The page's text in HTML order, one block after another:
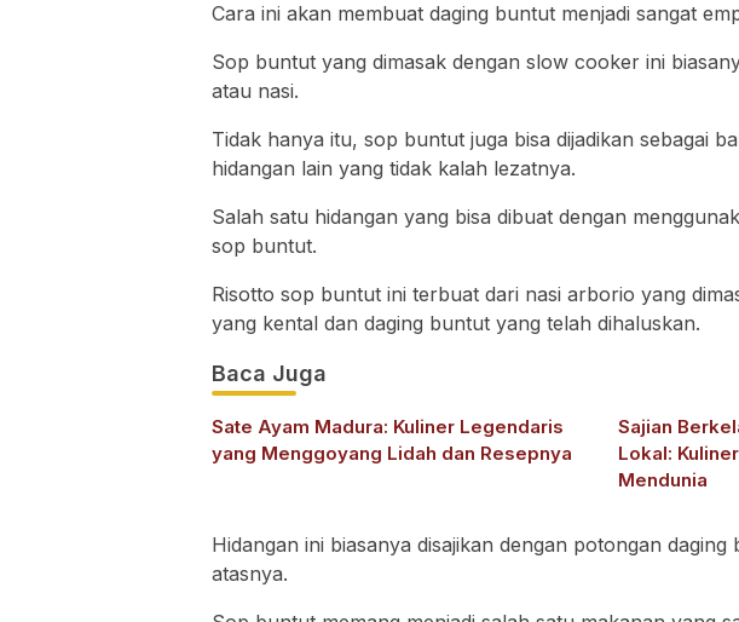
Cara ini akan membuat daging buntut menjadi sangat
Sop buntut yang dimasak dengan slow cooker ini
atau nasi.
Tidak hanya itu, sop buntut juga bisa dijadikan sebagai
hidangan lain yang tidak kalah lezatnya.
Salah satu hidangan yang bisa dibuat dengan
sop buntut.
Risotto sop buntut ini terbuat dari nasi arborio yang
yang kental dan daging buntut yang telah dihaluskan.
Baca Juga
Sate Ayam Madura: Kuliner Legendaris
yang Menggoyang Lidah dan Resepnya
Sajian
Lokal:
Mendunia
Hidangan ini biasanya disajikan dengan potongan daging
atasnya.